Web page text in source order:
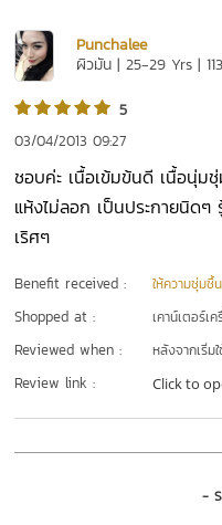
Punchalee
ผิวมัน | 25-29 Yrs |
5
03/04/2013 09:27
ชอบค่ะ เนื้อเข้มข้นดี เนื้อนุ่ม
แห้งไม่ลอก เป็นประกายนิด
เริศๆ
Benefit received : ให้ความชุ่มชื้น
Shopped at : เคาน์เตอร์เ
Reviewed when : หลังจากเริ่ม
Review link : Click to
-